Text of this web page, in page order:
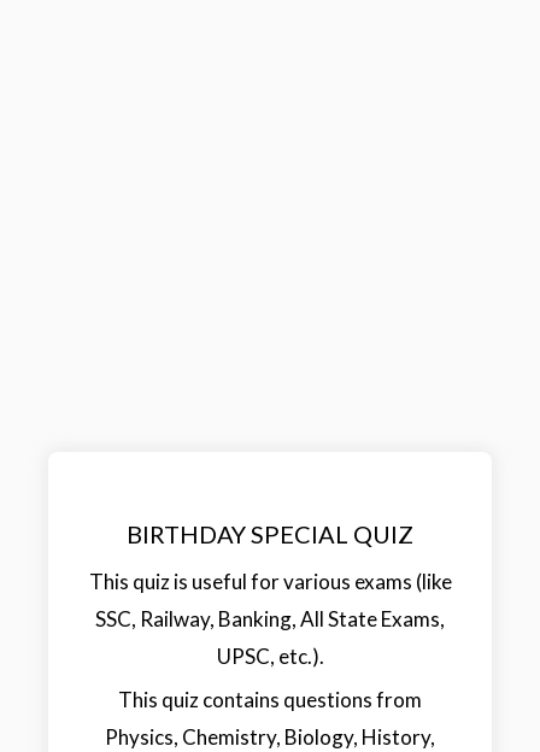
BIRTHDAY SPECIAL QUIZ
This quiz is useful for various exams (like
SSC, Railway, Banking, All State Exams,
UPSC, etc.).
This quiz contains questions from
Physics, Chemistry, Biology, History,